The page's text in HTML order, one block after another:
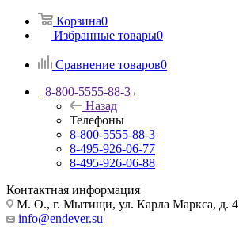
Корзина0
Избранные товары0
Сравнение товаров0
8-800-5555-88-3
Назад
Телефоны
8-800-5555-88-3
8-495-926-06-77
8-495-926-06-88
Контактная информация
М. О., г. Мытищи, ул. Карла Маркса, д. 4
info@endever.su